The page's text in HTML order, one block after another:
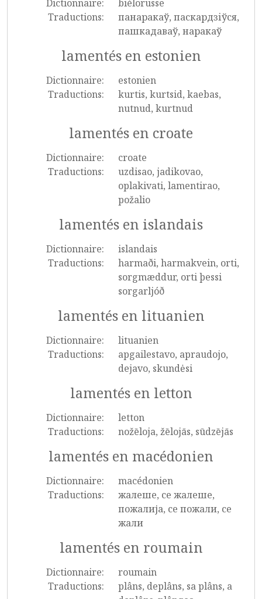
Dictionnaire:
biélorusse
Traductions:
панаракаў, паскардзіўся,
пашкадаваў, наракаў
lamentés en estonien
Dictionnaire:
estonien
Traductions:
kurtis, kurtsid, kaebas,
nutnud, kurtnud
lamentés en croate
Dictionnaire:
croate
Traductions:
uzdisao, jadikovao,
oplakivati, lamentirao,
požalio
lamentés en islandais
Dictionnaire:
islandais
Traductions:
harmaði, harmakvein, orti,
sorgmæddur, orti þessi
sorgarljóð
lamentés en lituanien
Dictionnaire:
lituanien
Traductions:
apgailestavo, apraudojo,
dejavo, skundėsi
lamentés en letton
Dictionnaire:
letton
Traductions:
nožēloja, žēlojās, sūdzējās
lamentés en macédonien
Dictionnaire:
macédonien
Traductions:
жалеше, се жалеше,
пожалија, се пожали, се
жали
lamentés en roumain
Dictionnaire:
roumain
Traductions:
plâns, deplâns, sa plâns, a